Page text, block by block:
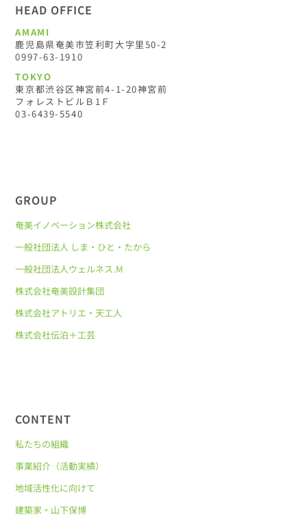
HEAD OFFICE
AMAMI
鹿児島県奄美市笠利町大字里50-2
0997-63-1910
TOKYO
東京都渋谷区神宮前4-1-20神宮前
フォレストビルＢ1Ｆ
03-6439-5540
GROUP
奄美イノベーション株式会社
一般社団法人 しま・ひと・たから
一般社団法人ウェルネス.M
株式会社奄美設計集団
株式会社アトリエ・天工人
株式会社伝泊＋工芸
CONTENT
私たちの組織
事業紹介（活動実績）
地域活性化に向けて
建築家・山下保博